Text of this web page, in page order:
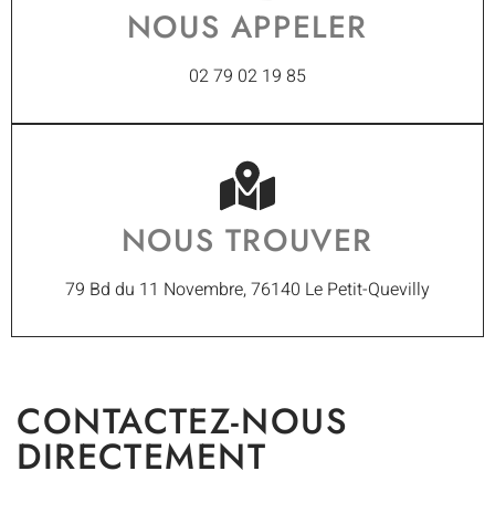
NOUS APPELER
02 79 02 19 85
NOUS TROUVER
79 Bd du 11 Novembre, 76140 Le Petit-Quevilly
CONTACTEZ-NOUS
DIRECTEMENT